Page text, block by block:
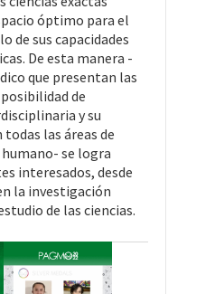
óptimo para el
de sus capacidades
De esta manera -
que presentan las
de
y su
las áreas de
se logra
interesados, desde
la investigación
de las ciencias.